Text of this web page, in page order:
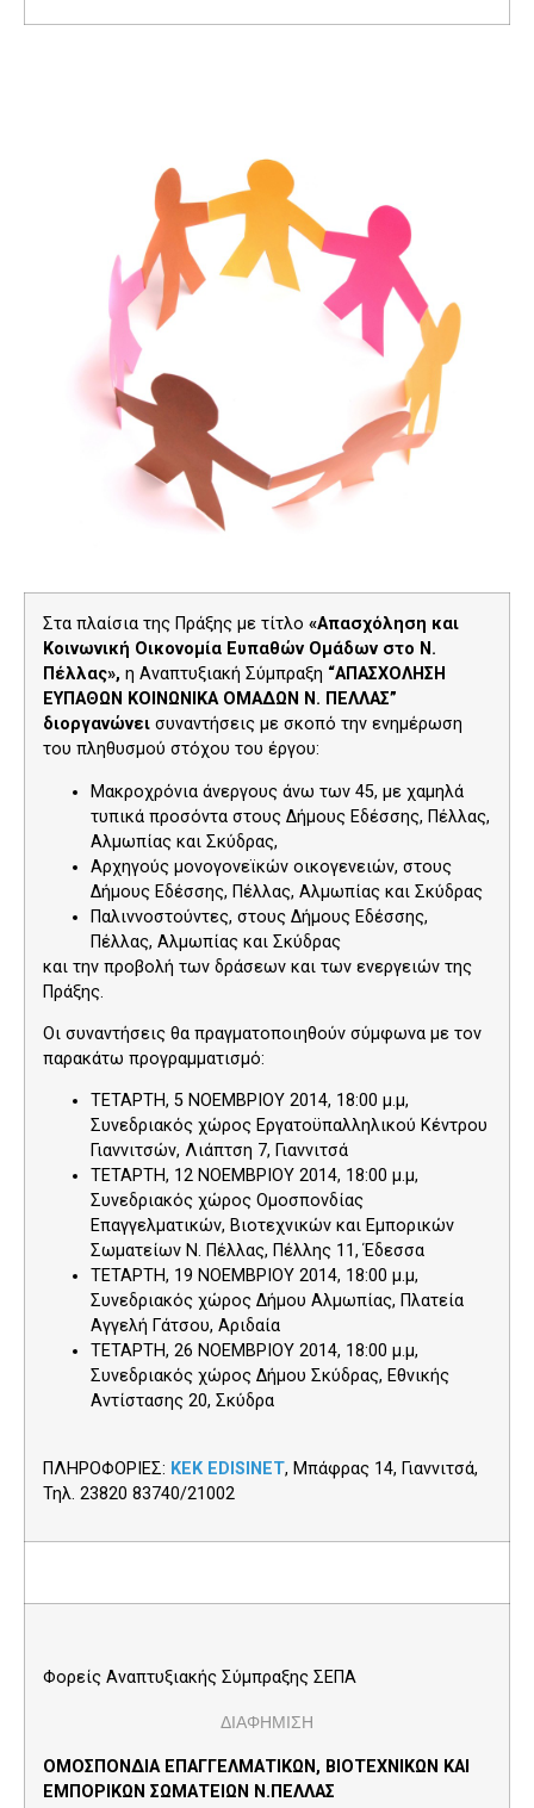
Στα πλαίσια της Πράξης με τίτλο «Απασχόληση και
Κοινωνική Οικονομία Ευπαθών Ομάδων στο Ν.
Πέλλας», η Αναπτυξιακή Σύμπραξη “ΑΠΑΣΧΟΛΗΣΗ
ΕΥΠΑΘΩΝ ΚΟΙΝΩΝΙΚΑ ΟΜΑΔΩΝ Ν. ΠΕΛΛΑΣ”
διοργανώνει συναντήσεις με σκοπό την ενημέρωση
του πληθυσμού στόχου του έργου:
Μακροχρόνια άνεργους άνω των 45, με χαμηλά
τυπικά προσόντα στους Δήμους Εδέσσης, Πέλλας,
Αλμωπίας και Σκύδρας,
Αρχηγούς μονογονεϊκών οικογενειών, στους
Δήμους Εδέσσης, Πέλλας, Αλμωπίας και Σκύδρας
Παλιννοστούντες, στους Δήμους Εδέσσης,
Πέλλας, Αλμωπίας και Σκύδρας
και την προβολή των δράσεων και των ενεργειών της
Πράξης.
Οι συναντήσεις θα πραγματοποιηθούν σύμφωνα με τον
παρακάτω προγραμματισμό:
ΤΕΤΑΡΤΗ, 5 ΝΟΕΜΒΡΙΟΥ 2014, 18:00 μ.μ,
Συνεδριακός χώρος Εργατοϋπαλληλικού Κέντρου
Γιαννιτσών, Λιάπτση 7, Γιαννιτσά
ΤΕΤΑΡΤΗ, 12 ΝΟΕΜΒΡΙΟΥ 2014, 18:00 μ.μ,
Συνεδριακός χώρος Ομοσπονδίας
Επαγγελματικών, Βιοτεχνικών και Εμπορικών
Σωματείων Ν. Πέλλας, Πέλλης 11, Έδεσσα
ΤΕΤΑΡΤΗ, 19 ΝΟΕΜΒΡΙΟΥ 2014, 18:00 μ.μ,
Συνεδριακός χώρος Δήμου Αλμωπίας, Πλατεία
Αγγελή Γάτσου, Αριδαία
ΤΕΤΑΡΤΗ, 26 ΝΟΕΜΒΡΙΟΥ 2014, 18:00 μ.μ,
Συνεδριακός χώρος Δήμου Σκύδρας, Εθνικής
Αντίστασης 20, Σκύδρα
ΠΛΗΡΟΦΟΡΙΕΣ: ΚΕΚ EDISINET, Μπάφρας 14, Γιαννιτσά,
Τηλ. 23820 83740/21002
Φορείς Αναπτυξιακής Σύμπραξης ΣΕΠΑ
ΔΙΑΦΗΜΙΣΗ
ΟΜΟΣΠΟΝΔΙΑ ΕΠΑΓΓΕΛΜΑΤΙΚΩΝ, ΒΙΟΤΕΧΝΙΚΩΝ ΚΑΙ
ΕΜΠΟΡΙΚΩΝ ΣΩΜΑΤΕΙΩΝ Ν.ΠΕΛΛΑΣ